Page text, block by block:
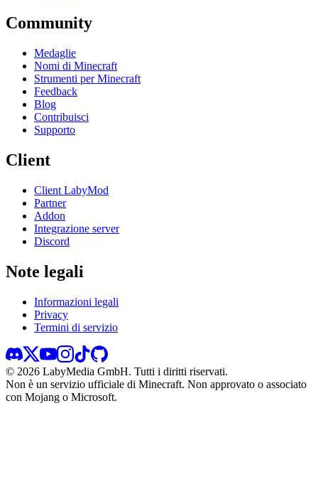
Community
Medaglie
Nomi di Minecraft
Strumenti per Minecraft
Feedback
Blog
Contribuisci
Supporto
Client
Client LabyMod
Partner
Addon
Integrazione server
Discord
Note legali
Informazioni legali
Privacy
Termini di servizio
© 2026 LabyMedia GmbH. Tutti i diritti riservati.
Non è un servizio ufficiale di Minecraft. Non approvato o associato
con Mojang o Microsoft.